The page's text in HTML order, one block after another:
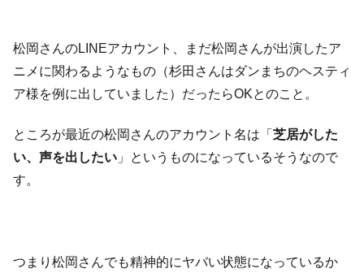
松岡さんのLINEアカウント、まだ松岡さんが出演したア
ニメに関わるようなもの（杉田さんはダンまちのヘスティ
ア様を例に出していました）だったらOKとのこと。
ところが最近の松岡さんのアカウント名は「 芝居がした
い、声を出したい 」というものになっているそうなので
す。
つまり松岡さんでも精神的にヤバい状態になっているか